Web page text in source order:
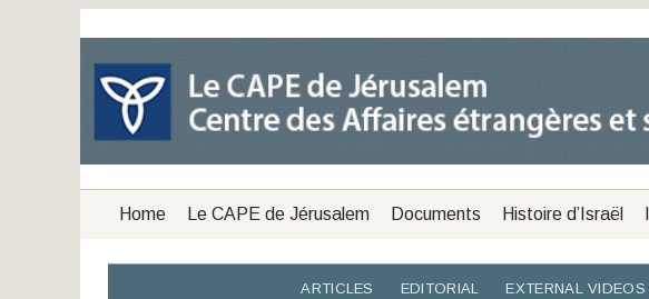
Home Le CAPE de Jérusalem Documents Histoire d’Israël
ARTICLES EDITORIAL EXTERNAL VIDEOS